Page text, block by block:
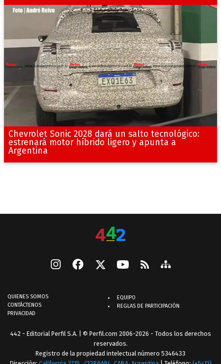
Chevrolet Sonic 2028 dará un salto tecnológico:
estrenará motor híbrido ligero y apunta a
Argentina
QUIENES SOMOS
CONTÁCTENOS
PRIVACIDAD
EQUIPO
REGLAS DE PARTICIPACIÓN
442 - Editorial Perfil S.A. | © Perfil.com 2006-2026 - Todos los derechos
reservados.
Registro de la propiedad intelectual número 5346433